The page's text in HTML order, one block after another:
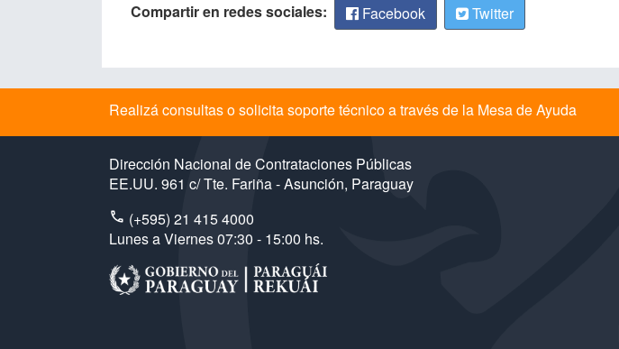
Compartir en redes sociales: Facebook Twitter
Realizá consultas o solicita soporte técnico a través de la Mesa de Ayuda
Dirección Nacional de Contrataciones Públicas
EE.UU. 961 c/ Tte. Fariña - Asunción, Paraguay
(+595) 21 415 4000
Lunes a Viernes 07:30 - 15:00 hs.